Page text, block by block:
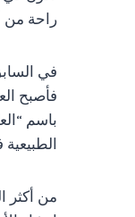
راحة من
في
فأصبح
باسم
من أكثر